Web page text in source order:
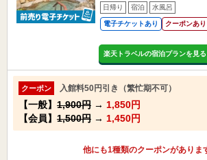
日帰り 宿泊 水風呂
電子チケットあり クーポンあり
楽天トラベルの宿泊プランを見る
クーポン 入館料50円引き（繁忙期不可）
【一般】 1,900円 → 1,850円
【会員】 1,500円 → 1,450円
他にも1種類のクーポンがありま